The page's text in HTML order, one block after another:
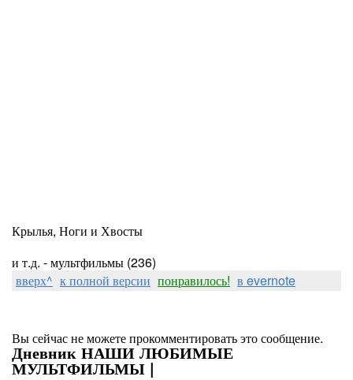
Крылья, Ноги и Хвосты
и т.д. - мультфильмы (236)
вверх^ к полной версии понравилось! в evernote
Вы сейчас не можете прокомментировать это сообщение.
Дневник НАШИ ЛЮБИМЫЕ
МУЛЬТФИЛЬМЫ |